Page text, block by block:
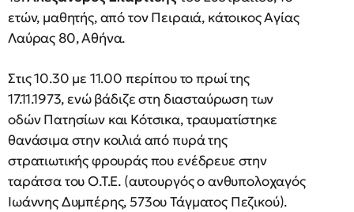
ετών, μαθητής, από τον Πειραιά, κάτοικος Αγίας
Λαύρας 80, Αθήνα.
Στις 10.30 με 11.00 περίπου το πρωί της
17.11.1973, ενώ βάδιζε στη διασταύρωση των
οδών Πατησίων και Κότσικα, τραυματίστηκε
θανάσιμα στην κοιλιά από πυρά της
στρατιωτικής φρουράς που ενέδρευε στην
ταράτσα του Ο.Τ.Ε. (αυτουργός ο ανθυπολοχαγός
Ιωάννης Δυμπέρης, 573ου Τάγματος Πεζικού).